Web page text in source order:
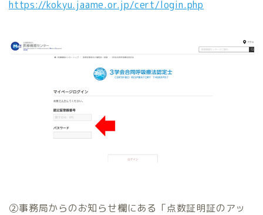
https://kokyu.jaame.or.jp/cert/login.php
②事務局からのお知らせ欄にある「点数証明証のアッ